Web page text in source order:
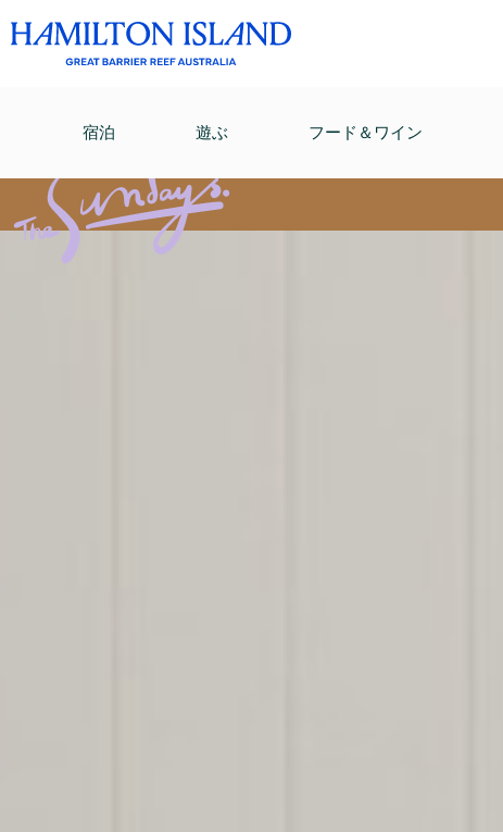
宿泊 遊ぶ フード＆ワイン